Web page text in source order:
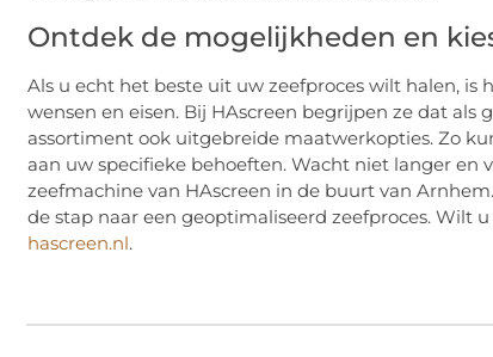
Ontdek de mogelijkheden en
Als u echt het beste uit uw zeefproces wilt halen,
wensen en eisen. Bij HAscreen begrijpen ze dat
assortiment ook uitgebreide maatwerkopties. Zo
aan uw specifieke behoeften. Wacht niet langer
zeefmachine van HAscreen in de buurt van
de stap naar een geoptimaliseerd zeefproces. Wilt
hascreen.nl.